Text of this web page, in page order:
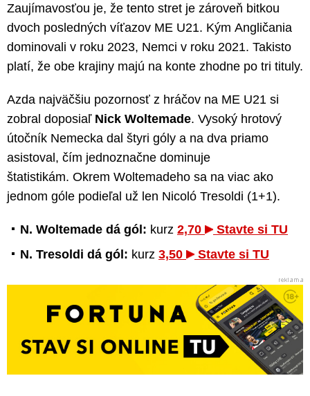
Zaujímavosťou je, že tento stret je zároveň bitkou
dvoch posledných víťazov ME U21. Kým Angličania
dominovali v roku 2023, Nemci v roku 2021. Takisto
platí, že obe krajiny majú na konte zhodne po tri tituly.
Azda najväčšiu pozornosť z hráčov na ME U21 si
zobral doposiaľ Nick Woltemade. Vysoký hrotový
útočník Nemecka dal štyri góly a na dva priamo
asistoval, čím jednoznačne dominuje
štatistikám. Okrem Woltemadeho sa na viac ako
jednom góle podieľal už len Nicoló Tresoldi (1+1).
N. Woltemade dá gól: kurz 2,70
Stavte si TU
N. Tresoldi dá gól: kurz 3,50 Stavte si TU